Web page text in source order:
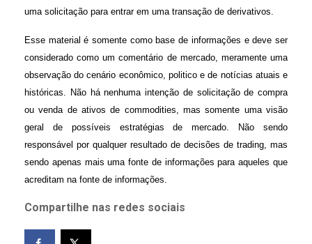
uma solicitação para entrar em uma transação de derivativos.
Esse material é somente como base de informações e deve ser
considerado como um comentário de mercado, meramente uma
observação do cenário econômico, politico e de notícias atuais e
históricas. Não há nenhuma intenção de solicitação de compra
ou venda de ativos de commodities, mas somente uma visão
geral de possíveis estratégias de mercado. Não sendo
responsável por qualquer resultado de decisões de trading, mas
sendo apenas mais uma fonte de informações para aqueles que
acreditam na fonte de informações.
Compartilhe nas redes sociais